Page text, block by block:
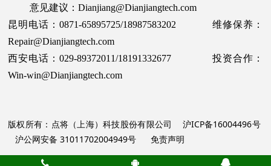
意见建议：Dianjiang@Dianjiangtech.com
昆明电话：0871-65895725/18987583202 维修保养：
Repair@Dianjiangtech.com
西安电话：029-89372011/18191332677 投资合作：
Win-win@Dianjiangtech.com
版权所有：点将（上海）科技股份有限公司 沪ICP备16004496号
沪公网安备 31011702004949号
免责声明